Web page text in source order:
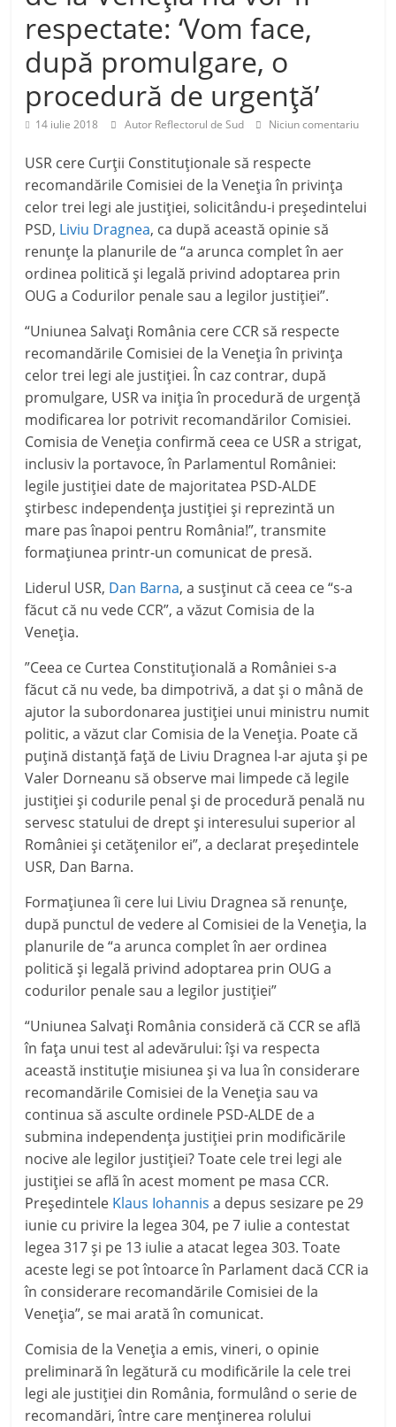
respectate: ‘Vom face,
după promulgare, o
procedură de urgență’
14 iulie 2018 Autor Reflectorul de Sud Niciun comentariu
USR cere Curţii Constituţionale să respecte
recomandările Comisiei de la Veneţia în privinţa
celor trei legi ale justiţiei, solicitându-i preşedintelui
PSD, Liviu Dragnea, ca după această opinie să
renunţe la planurile de “a arunca complet în aer
ordinea politică şi legală privind adoptarea prin
OUG a Codurilor penale sau a legilor justiţiei”.
“Uniunea Salvaţi România cere CCR să respecte
recomandările Comisiei de la Veneţia în privinţa
celor trei legi ale justiţiei. În caz contrar, după
promulgare, USR va iniţia în procedură de urgenţă
modificarea lor potrivit recomandărilor Comisiei.
Comisia de Veneţia confirmă ceea ce USR a strigat,
inclusiv la portavoce, în Parlamentul României:
legile justiţiei date de majoritatea PSD-ALDE
ştirbesc independenţa justiţiei şi reprezintă un
mare pas înapoi pentru România!”, transmite
formaţiunea printr-un comunicat de presă.
Liderul USR, Dan Barna, a susţinut că ceea ce “s-a
făcut că nu vede CCR”, a văzut Comisia de la
Veneţia.
”Ceea ce Curtea Constituţională a României s-a
făcut că nu vede, ba dimpotrivă, a dat şi o mână de
ajutor la subordonarea justiţiei unui ministru numit
politic, a văzut clar Comisia de la Veneţia. Poate că
puţină distanţă faţă de Liviu Dragnea l-ar ajuta şi pe
Valer Dorneanu să observe mai limpede că legile
justiţiei şi codurile penal şi de procedură penală nu
servesc statului de drept şi interesului superior al
României şi cetăţenilor ei”, a declarat preşedintele
USR, Dan Barna.
Formaţiunea îi cere lui Liviu Dragnea să renunţe,
după punctul de vedere al Comisiei de la Veneţia, la
planurile de “a arunca complet în aer ordinea
politică şi legală privind adoptarea prin OUG a
codurilor penale sau a legilor justiţiei”
“Uniunea Salvaţi România consideră că CCR se află
în faţa unui test al adevărului: îşi va respecta
această instituţie misiunea şi va lua în considerare
recomandările Comisiei de la Veneţia sau va
continua să asculte ordinele PSD-ALDE de a
submina independenţa justiţiei prin modificările
nocive ale legilor justiţiei? Toate cele trei legi ale
justiţiei se află în acest moment pe masa CCR.
Preşedintele Klaus Iohannis a depus sesizare pe 29
iunie cu privire la legea 304, pe 7 iulie a contestat
legea 317 şi pe 13 iulie a atacat legea 303. Toate
aceste legi se pot întoarce în Parlament dacă CCR ia
în considerare recomandările Comisiei de la
Veneţia”, se mai arată în comunicat.
Comisia de la Veneţia a emis, vineri, o opinie
preliminară în legătură cu modificările la cele trei
legi ale justiţiei din România, formulând o serie de
recomandări, între care menţinerea rolului